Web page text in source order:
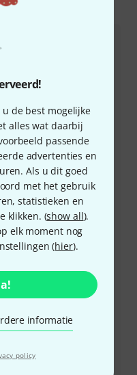
de best mogelijke
alles wat daarbij
passende
advertenties en
Als u dit goed
met het gebruik
statistieken en
klikken. (show all).
elk moment nog
(hier).
informatie
policy
643
bij al uw vragen of
hand
met ons op te nemen